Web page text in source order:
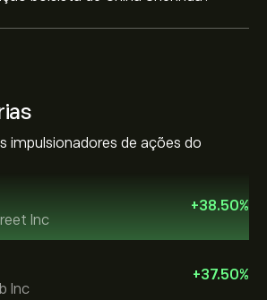
impulsionadores de ações do
Inc
+38.50%
Inc
+37.50%